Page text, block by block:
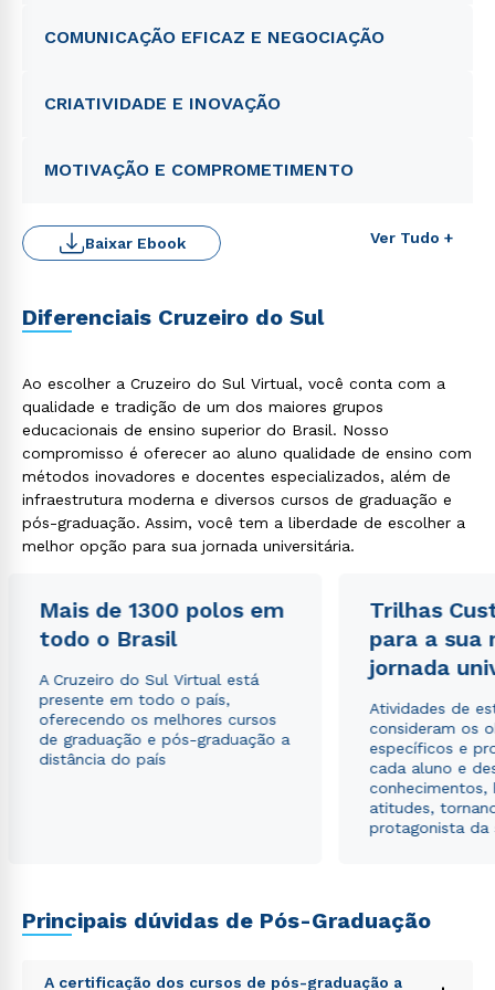
COMUNICAÇÃO EFICAZ E NEGOCIAÇÃO
CRIATIVIDADE E INOVAÇÃO
MOTIVAÇÃO E COMPROMETIMENTO
Ver Tudo +
Baixar Ebook
Diferenciais Cruzeiro do Sul
Ao escolher a Cruzeiro do Sul Virtual, você conta com a
qualidade e tradição de um dos maiores grupos
educacionais de ensino superior do Brasil. Nosso
compromisso é oferecer ao aluno qualidade de ensino com
métodos inovadores e docentes especializados, além de
infraestrutura moderna e diversos cursos de graduação e
pós-graduação. Assim, você tem a liberdade de escolher a
melhor opção para sua jornada universitária.
Mais de 1300 polos em
todo o Brasil
A Cruzeiro do Sul Virtual está
presente em todo o país,
oferecendo os melhores cursos
de graduação e pós-graduação a
distância do país
Trilhas
para a sua
jornada
Atividades de
consideram os
específicos e
cada aluno e
conhecimentos,
atitudes,
protagonista da
Principais dúvidas de Pós-Graduação
A certificação dos cursos de pós-graduação a
WhatsApp
ou
autorizo que meus dados sejam utilizados para o
envio de conteúdos da Cruzeiro do Sul.